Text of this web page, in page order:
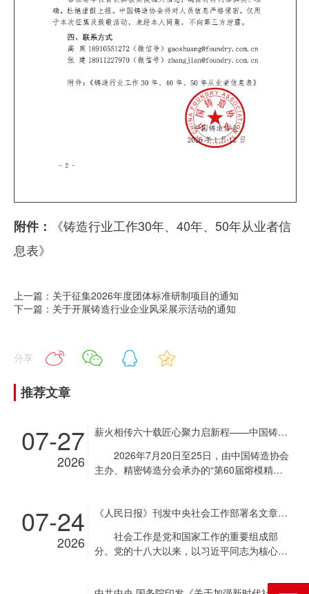
附件：
《铸造行业工作30年、40年、50年从业者信
息表》
上一篇：关于征集2026年度团体标准研制项目的通知
下一篇：关于开展铸造行业企业风采展示活动的通知
分享
推荐文章
薪火相传六十载匠心聚力启新程——中国铸造协会第60届熔模精密铸造生产技术高级研修班在京成功举办
07-27
2026
2026年7月20日至25日，由中国铸造协会
主办、精密铸造分会承办的“第60届熔模精密
行业技术骨干与管理人员参加了为期六天的研
新程”为主题，旨在积极应对精铸行业专业人
才供给不足的挑战，提升熔模铸件结构轻量化
级和可持续发展培养更多专业人才。 开班
《人民日报》刊发中央社会工作部署名文章《推动新时代社会工作高质量发展 坚定不移走中国特色社会主义社会治理之路》
07-24
2026
社会工作是党和国家工作的重要组成部
分。党的十八大以来，以习近平同志为核心的